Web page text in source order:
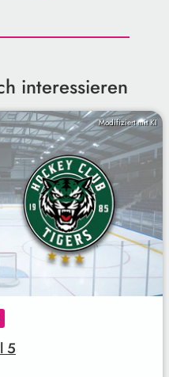
interessieren
Modifiziert mit KI
5